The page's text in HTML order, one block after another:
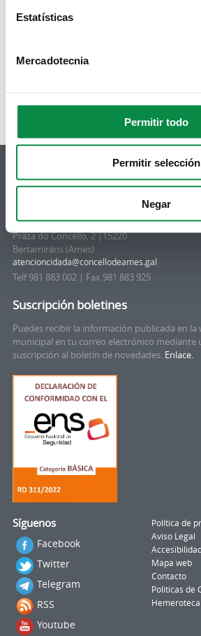
Estatísticas
Mercadotecnia
Permitir todo
Permitir selección
Negar
Páginas
© Concello de Ames
Praza do Concello, 2 |15220
Bertamiráns (Ames)
Telf 981 883 002 | Fax 981 883 925
Suscripción boletines
Puedes recibir la información publicada en la
municipal en tu correo electrónico mediante
suscripción al boletín de novedades. Enlace.
Síguenos
Facebook
Twitter
Telegram
RSS
Youtube
Política de
Aviso Legal
Mapa web
Contacto
Politicas de
Hemeroteca